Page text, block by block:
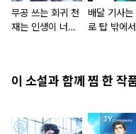
무공 쓰는 회귀 천
재는 인생이 너무
배달 기사는
로 탑 밖에
이 소설과 함께 찜 한 작